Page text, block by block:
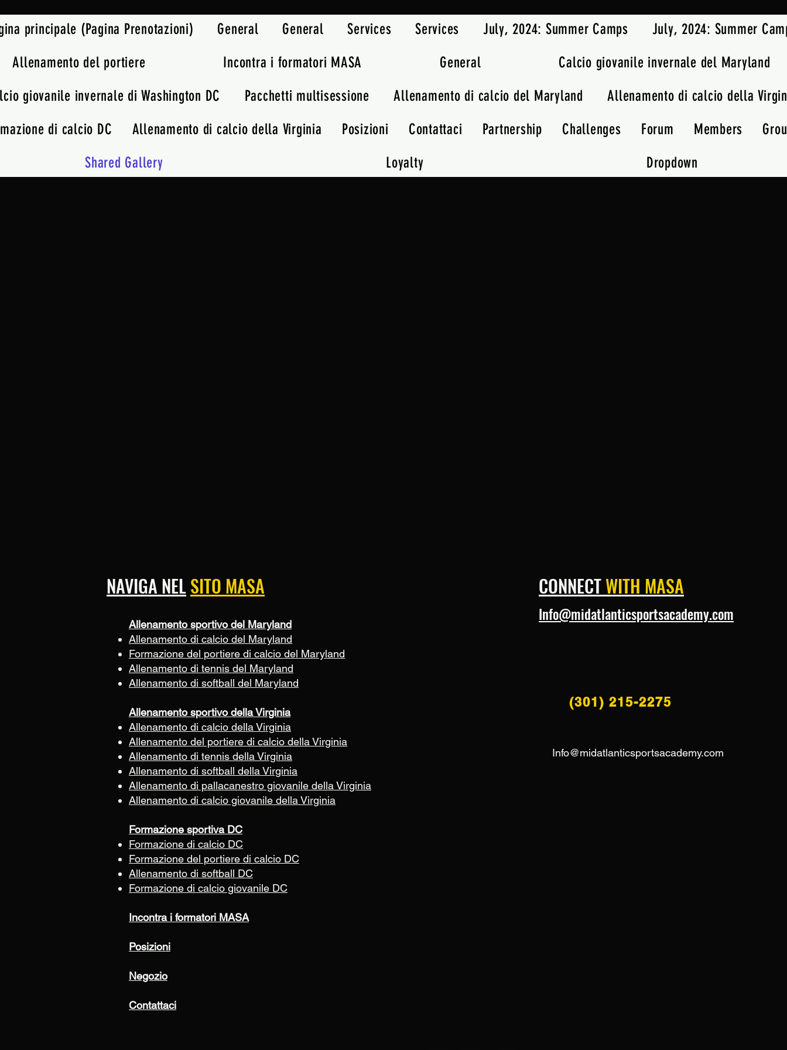
principale (Pagina Prenotazioni) General General Services Services July, 2024: Summer Camps
July, 2024: Summer
Allenamento del portiere
Incontra i formatori MASA General
Calcio giovanile invernale del Maryland
giovanile invernale di Washington DC
Pacchetti multisessione Allenamento di calcio del Maryland
Allenamento di calcio della
di calcio DC
Allenamento di calcio della Virginia Posizioni Contattaci Partnership Challenges Forum Members
Shared Gallery
Loyalty Dropdown
NAVIGA NELSITO MASA
Allenamento sportivo del Maryland
Allenamento di calcio del Maryland
Formazione del portiere di calcio del Maryland
Allenamento di tennis del Maryland
Allenamento di softball del Maryland
Allenamento sportivo della Virginia
Allenamento di calcio della Virginia
Allenamento del portiere di calcio della Virginia
Allenamento di tennis della Virginia
Allenamento di softball della Virginia
Allenamento di pallacanestro giovanile della Virginia
Allenamento di calcio giovanile della Virginia
Formazione sportiva DC
Formazione di calcio DC
Formazione del portiere di calcio DC
Allenamento di softball DC
Formazione di calcio giovanile DC
Incontra i formatori MASA
Posizioni
Negozio
Contattaci
CONNECTWITH MASA
Info@midatlanticsportsacademy.com
(301) 215-2275
Info@midatlanticsportsacademy.com